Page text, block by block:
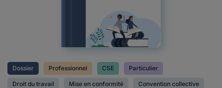
Dossier Professionnel CSE Particulier
Droit du travail Mise en conformité Convention collective